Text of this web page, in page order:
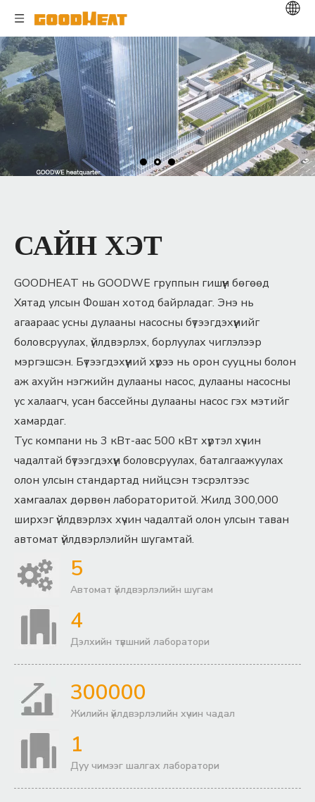
САЙН ХЭТ
GOODHEAT нь GOODWE группын гишүүн бөгөөд
Хятад улсын Фошан хотод байрладаг. Энэ нь
агаараас усны дулааны насосны бүтээгдэхүүнийг
боловсруулах, үйлдвэрлэх, борлуулах чиглэлээр
мэргэшсэн. Бүтээгдэхүүний хүрээ нь орон сууцны болон
аж ахуйн нэгжийн дулааны насос, дулааны насосны
ус халаагч, усан бассейны дулааны насос гэх мэтийг
хамардаг.
Тус компани нь 3 кВт-аас 500 кВт хүртэл хүчин
чадалтай бүтээгдэхүүн боловсруулах, баталгаажуулах
олон улсын стандартад нийцсэн тэсрэлтээс
хамгаалах дөрвөн лабораторитой. Жилд 300,000
ширхэг үйлдвэрлэх хүчин чадалтай олон улсын таван
автомат үйлдвэрлэлийн шугамтай.
5
Автомат үйлдвэрлэлийн шугам
4
Дэлхийн түвшний лаборатори
300000
Жилийн үйлдвэрлэлийн хүчин чадал
1
Дуу чимээг шалгах лаборатори